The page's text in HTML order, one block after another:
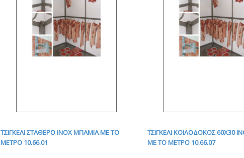
ΤΣΙΓΚΕΛΙ ΣΤΑΘΕΡΟ INOX ΜΠΑΜΙΑ ΜΕ ΤΟ
ΜΕΤΡΟ 10.66.01
ΤΣΙΓΚΕΛΙ ΚΟΙΛΟΔΟΚΟΣ 60Χ30
ΜΕ ΤΟ ΜΕΤΡΟ 10.66.07